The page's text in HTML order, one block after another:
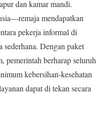
dan kamar mandi.
mendapatkan
pekerja informal di
sederhana. Dengan paket
pemerintah berharap seluruh
kebersihan-kesehatan
dapat di tekan secara